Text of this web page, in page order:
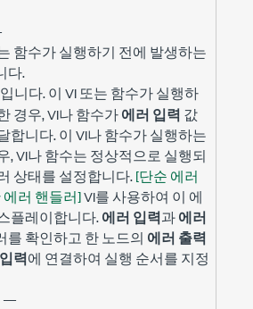
함수가 실행하기 전에 발생하는
다.
입니다. 이 VI 또는 함수가 실행하
경우, VI나 함수가에러 입력 값
합니다. 이 VI나 함수가 실행하는
, VI나 함수는 정상적으로 실행되
상태를 설정합니다.[단순 에러
에러 핸들러]VI를 사용하여 이 에
플레이합니다.에러 입력과에러
를 확인하고 한 노드의 에러 출력
력에 연결하여 실행 순서를 지정
—